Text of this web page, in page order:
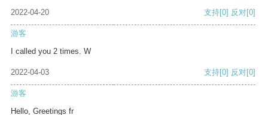
2022-04-20 支持[0] 反对[0]
游客
I called you 2 times. W
2022-04-03 支持[0] 反对[0]
游客
Hello, Greetings fr